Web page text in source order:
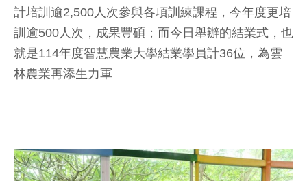
計培訓逾2,500人次參與各項訓練課程，今年度更培
訓逾500人次，成果豐碩；而今日舉辦的結業式，也
就是114年度智慧農業大學結業學員計36位，為雲
林農業再添生力軍